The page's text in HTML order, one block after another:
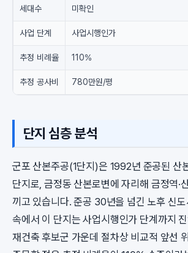
세대수 미확인
사업 단계 사업시행인가
추정 비례율 110%
추정 공사비 780만원/평
단지 심층 분석
군포 산본주공(1단지)은 1992년 준공된 산
단지로, 금정동 산본로변에 자리해 금정역·
끼고 있습니다. 준공 30년을 넘긴 노후 신
속에서 이 단지는 사업시행인가 단계까지
재건축 후보군 가운데 절차상 비교적 앞선